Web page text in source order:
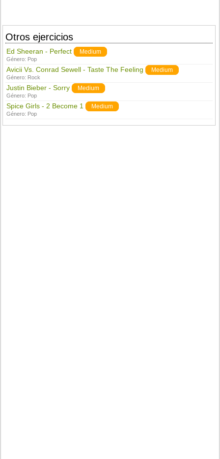
Otros ejercicios
Ed Sheeran - Perfect Medium
Género: Pop
Avicii Vs. Conrad Sewell - Taste The Feeling Medium
Género: Rock
Justin Bieber - Sorry Medium
Género: Pop
Spice Girls - 2 Become 1 Medium
Género: Pop